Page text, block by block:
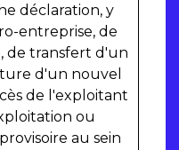
déclaration, y
entreprise, de
de transfert d'un
d'un nouvel
de l'exploitant
ou
au sein